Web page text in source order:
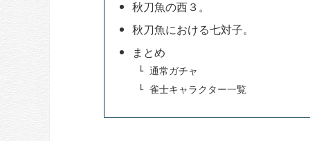
秋刀魚の西３。
秋刀魚における七対子。
まとめ
通常ガチャ
雀士キャラクター一覧